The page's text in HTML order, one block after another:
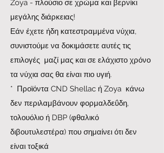
Zoya - πλούσιο σε χρώμα και βερνίκι
μεγάλης διάρκειας!
Εάν έχετε ήδη κατεστραμμένα νύχια,
συνιστούμε να δοκιμάσετε αυτές τις
επιλογές μαζί μας και σε ελάχιστο χρόνο
τα νύχια σας θα είναι πιο υγιή.
* Προϊόντα CND Shellac ή Zoya κάνω
δεν περιλαμβάνουν φορμαλδεΰδη,
τολουόλιο ή DBP (φθαλικό
διβουτυλεστέρα) που σημαίνει ότι δεν
είναι τοξικά